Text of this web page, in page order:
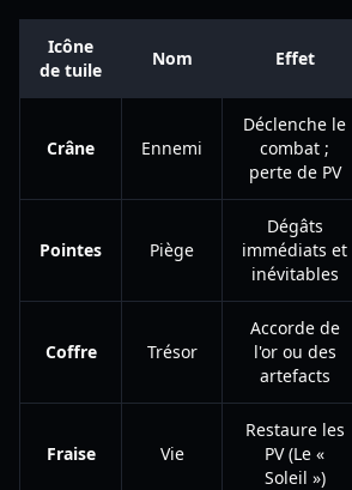
Icône
de tuile
Nom Effet
Crâne Ennemi
Déclenche le
combat ;
perte de PV
Pointes Piège
Dégâts
immédiats et
inévitables
Coffre Trésor
Accorde de
l'or ou des
artefacts
Fraise Vie
Restaure les
PV (Le «
Soleil »)